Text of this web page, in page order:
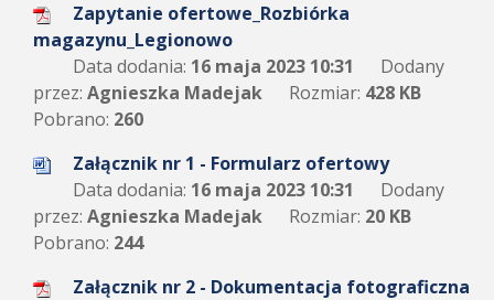
Zapytanie ofertowe_Rozbiórka
magazynu_Legionowo
Data dodania: 16 maja 2023 10:31
Dodany
przez: Agnieszka Madejak Rozmiar: 428 KB
Pobrano: 260
Załącznik nr 1 - Formularz ofertowy
Data dodania: 16 maja 2023 10:31
Dodany
przez: Agnieszka Madejak Rozmiar: 20 KB
Pobrano: 244
Załącznik nr 2 - Dokumentacja fotograficzna